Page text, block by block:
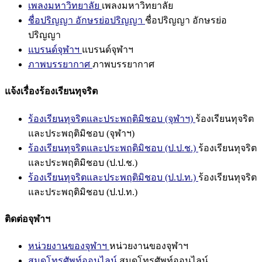
เพลงมหาวิทยาลัย เพลงมหาวิทยาลัย
ชื่อปริญญา อักษรย่อปริญญา ชื่อปริญญา อักษรย่อ
ปริญญา
แบรนด์จุฬาฯ แบรนด์จุฬาฯ
ภาพบรรยากาศ ภาพบรรยากาศ
แจ้งเรื่องร้องเรียนทุจริต
ร้องเรียนทุจริตและประพฤติมิชอบ (จุฬาฯ) ร้องเรียนทุจริต
และประพฤติมิชอบ (จุฬาฯ)
ร้องเรียนทุจริตและประพฤติมิชอบ (ป.ป.ช.) ร้องเรียนทุจริต
และประพฤติมิชอบ (ป.ป.ช.)
ร้องเรียนทุจริตและประพฤติมิชอบ (ป.ป.ท.) ร้องเรียนทุจริต
และประพฤติมิชอบ (ป.ป.ท.)
ติดต่อจุฬาฯ
หน่วยงานของจุฬาฯ หน่วยงานของจุฬาฯ